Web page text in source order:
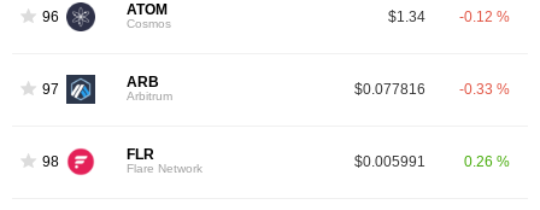
96 ATOM
Cosmos $1.34 -0.12 %
97 ARB
Arbitrum $0.077816 -0.33 %
98 FLR
Flare Network $0.005991 0.26 %